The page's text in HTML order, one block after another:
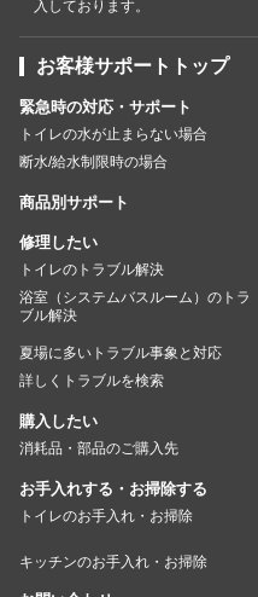
入しております。
お客様サポートトップ
緊急時の対応・サポート
トイレの水が止まらない場合
断水/給水制限時の場合
商品別サポート
修理したい
トイレのトラブル解決
浴室（システムバスルーム）のトラ
ブル解決
夏場に多いトラブル事象と対応
詳しくトラブルを検索
購入したい
消耗品・部品のご購入先
お手入れする・お掃除する
トイレのお手入れ・お掃除
キッチンのお手入れ・お掃除